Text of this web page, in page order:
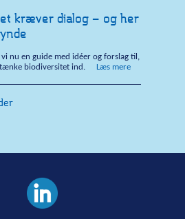
kræver dialog – og her
nu en guide med idéer og forslag til,
biodiversitet ind.
Læs mere